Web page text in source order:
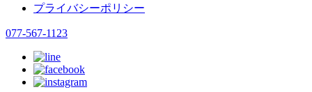
プライバシーポリシー
077-567-1123